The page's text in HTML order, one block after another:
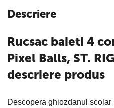
Descriere
Rucsac baieti 4
Pixel Balls, ST.
descriere produs
Descopera ghiozdanul